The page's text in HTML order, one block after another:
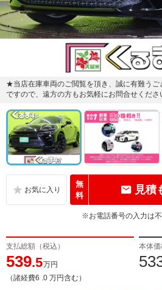
★当店在庫車両のご閲覧を頂き、誠に有難う
ですので、遠方の方もお気軽にお問合せくだ
無
料
見積
※お電話番号の入力は不
支払総額（税込）
539.5万円
（諸経費6 .0 万円含む）
本体価